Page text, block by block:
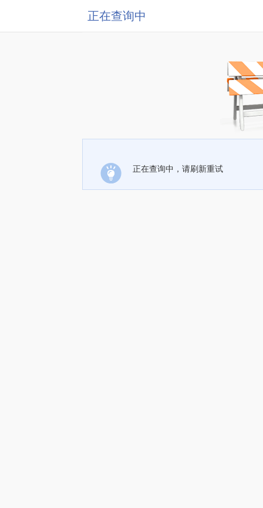
正在查询中
正在查询中，请刷新重试